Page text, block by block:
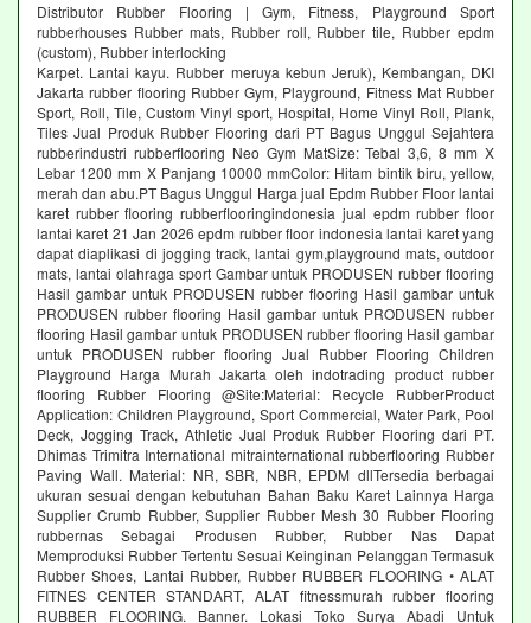
Distributor Rubber Flooring | Gym, Fitness, Playground Sport
rubberhouses Rubber mats, Rubber roll, Rubber tile, Rubber epdm
(custom), Rubber interlocking
Karpet. Lantai kayu. Rubber meruya kebun Jeruk), Kembangan, DKI
Jakarta rubber flooring Rubber Gym, Playground, Fitness Mat Rubber
Sport, Roll, Tile, Custom Vinyl sport, Hospital, Home Vinyl Roll, Plank,
Tiles Jual Produk Rubber Flooring dari PT Bagus Unggul Sejahtera
rubberindustri rubberflooring Neo Gym MatSize: Tebal 3,6, 8 mm X
Lebar 1200 mm X Panjang 10000 mmColor: Hitam bintik biru, yellow,
merah dan abu.PT Bagus Unggul Harga jual Epdm Rubber Floor lantai
karet rubber flooring rubberflooringindonesia jual epdm rubber floor
lantai karet 21 Jan 2026 epdm rubber floor indonesia lantai karet yang
dapat diaplikasi di jogging track, lantai gym,playground mats, outdoor
mats, lantai olahraga sport Gambar untuk PRODUSEN rubber flooring
Hasil gambar untuk PRODUSEN rubber flooring Hasil gambar untuk
PRODUSEN rubber flooring Hasil gambar untuk PRODUSEN rubber
flooring Hasil gambar untuk PRODUSEN rubber flooring Hasil gambar
untuk PRODUSEN rubber flooring Jual Rubber Flooring Children
Playground Harga Murah Jakarta oleh indotrading product rubber
flooring Rubber Flooring @Site:Material: Recycle RubberProduct
Application: Children Playground, Sport Commercial, Water Park, Pool
Deck, Jogging Track, Athletic Jual Produk Rubber Flooring dari PT.
Dhimas Trimitra International mitrainternational rubberflooring Rubber
Paving Wall. Material: NR, SBR, NBR, EPDM dllTersedia berbagai
ukuran sesuai dengan kebutuhan Bahan Baku Karet Lainnya Harga
Supplier Crumb Rubber, Supplier Rubber Mesh 30 Rubber Flooring
rubbernas Sebagai Produsen Rubber, Rubber Nas Dapat
Memproduksi Rubber Tertentu Sesuai Keinginan Pelanggan Termasuk
Rubber Shoes, Lantai Rubber, Rubber RUBBER FLOORING • ALAT
FITNES CENTER STANDART, ALAT fitnessmurah rubber flooring
RUBBER FLOORING. Banner. Lokasi Toko Surya Abadi Untuk